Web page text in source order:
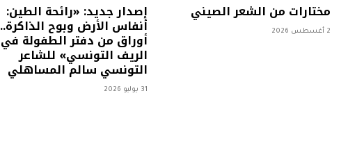
مختارات من الشعر الصيني
2 أغسطس 2026
إصدار جديد: «رائحة الطين:
أنفاس الأرض وبوح الذاكرة..
أوراق من دفتر الطفولة في
الريف التونسي» للشاعر
التونسي سالم المساهلي
31 يوليو 2026